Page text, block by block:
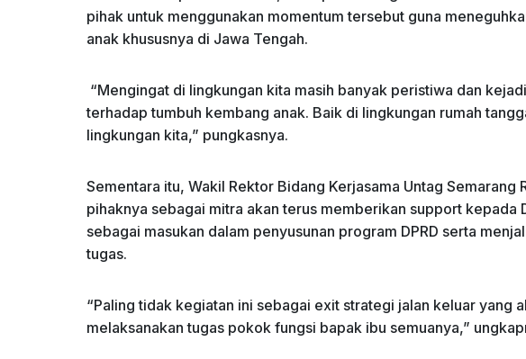
pihak untuk menggunakan momentum tersebut guna
anak khususnya di Jawa Tengah.
“Mengingat di lingkungan kita masih banyak peristiwa dan
terhadap tumbuh kembang anak. Baik di lingkungan rumah
lingkungan kita,” pungkasnya.
Sementara itu, Wakil Rektor Bidang Kerjasama Untag Semarang
pihaknya sebagai mitra akan terus memberikan support kepada
sebagai masukan dalam penyusunan program DPRD serta
tugas.
“Paling tidak kegiatan ini sebagai exit strategi jalan keluar yang
melaksanakan tugas pokok fungsi bapak ibu semuanya,”